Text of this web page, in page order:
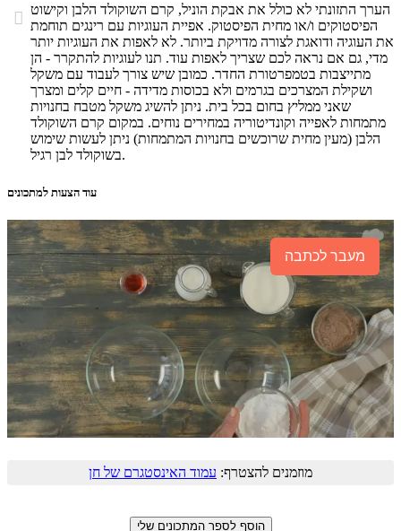
 הערך התזונתי לא כולל את אבקת הוניל, קרם השוקולד הלבן וקישוט
הפיסטוקים ו/או מחית הפיסטוק. אפיית העוגיות עם רינגים תוחמת
את העוגיה ודואגת לצורה מדויקת ביותר. לא לאפות את העוגיות יותר
מדי, גם אם נראה לכם שצריך לאפות עוד. תנו לעוגיות להתקרר - הן
מתייצבות בטמפרטורת החדר. כמובן שיש צורך לעבוד עם משקל
ושקילת המצרכים בגרמים ולא בכוסות מדידה - חיים קלים ומצרך
שאני ממליץ בחום בכל בית. ניתן להשיג משקל מטבח בחנויות
מתמחות לאפייה וקונדיטוריה במחירים נוחים. במקום קרם השוקולד
הלבן (מעין מחית שרוכשים בחנויות המתמחות) ניתן לעשות שימוש
בשוקולד לבן רגיל.
עוד הצעות למתכונים
מעבר לכתבה
מוזמנים להצטרף: עמוד האינסטגרם של חן